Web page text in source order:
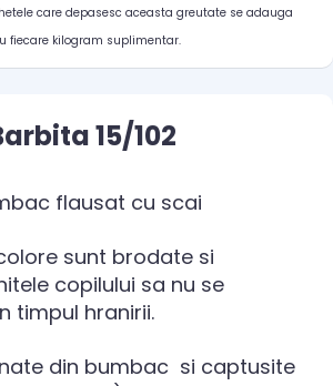
care depasesc aceasta greutate se adauga
fiecare kilogram suplimentar.
15/102
flausat cu scai
sunt brodate si
copilului sa nu se
timpul hranirii.
din bumbac si captusite